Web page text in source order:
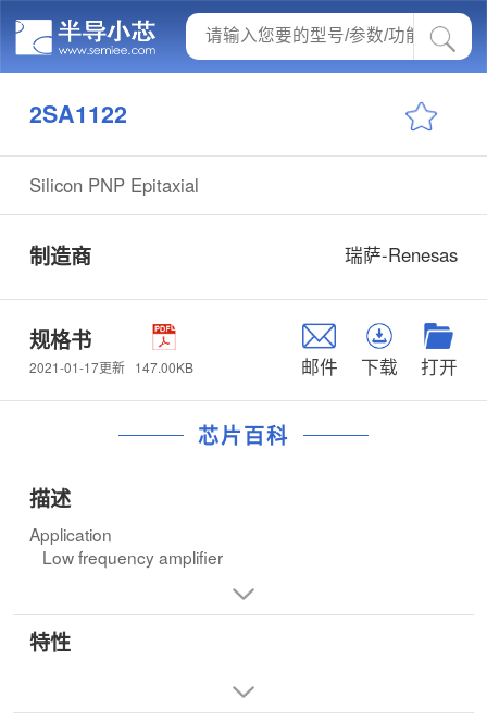
2SA1122
Silicon PNP Epitaxial
制造商 瑞萨-Renesas
规格书
2021-01-17更新 147.00KB 邮件 下载 打开
芯片百科
描述
Application
Low frequency amplifier
特性